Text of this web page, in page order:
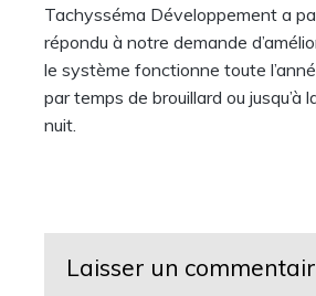
Tachysséma Développement a
répondu à notre demande
le système fonctionne toute
par temps de brouillard ou jusqu’à
nuit.
Laisser un